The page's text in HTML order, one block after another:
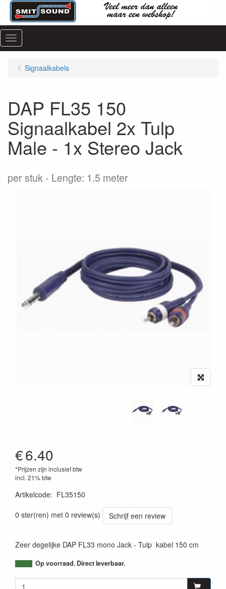
Menu
Signaalkabels
DAP FL35 150
Signaalkabel 2x Tulp
Male - 1x Stereo Jack
per stuk Lengte: 1.5 meter
€6.40
*Prijzen zijn inclusief btw
incl. 21% btw
Artikelcode: FL35150
0 ster(ren) met 0 review(s)
Schrijf een review
Zeer degelijke DAP FL33 mono Jack - Tulp kabel 150 cm
Op voorraad. Direct leverbaar.